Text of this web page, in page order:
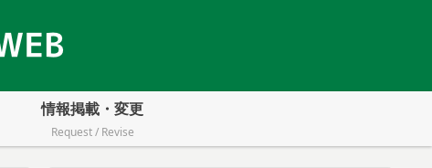
情報掲載・変更
Request / Revise